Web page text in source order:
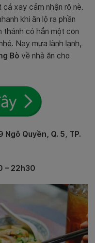
cá xay cảm nhận rõ nè.
khi ăn lộ ra phần
thánh có hẳn một con
Nay mưa lành lạnh,
Bò về nhà ăn cho
Ngô Quyền, Q. 5, TP.
– 22h30